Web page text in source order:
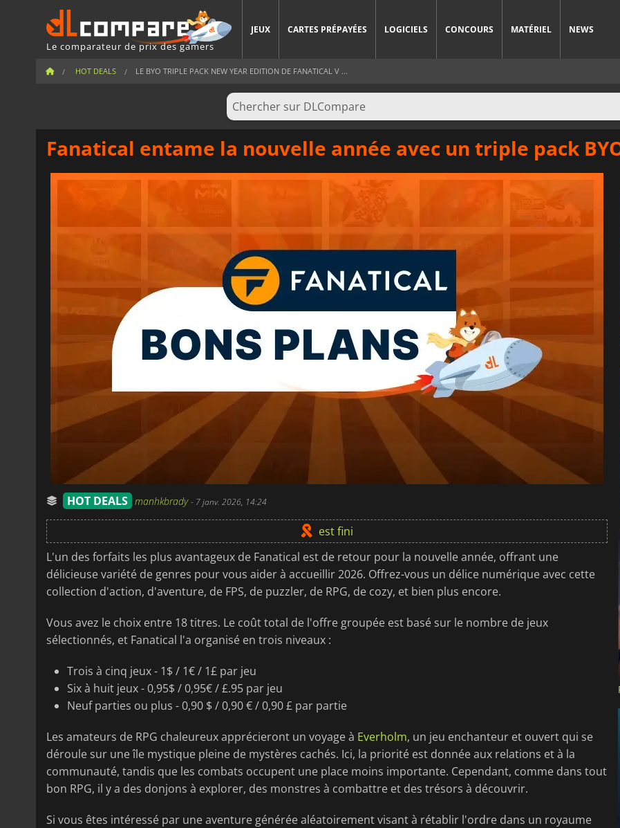
Le comparateur de prix des gamers
JEUX CARTES PRÉPAYÉES LOGICIELS CONCOURS MATÉRIEL NEWS
HOT DEALS LE BYO TRIPLE PACK NEW YEAR EDITION DE FANATICAL V ...
Fanatical entame la nouvelle année avec un triple pack
HOT DEALS manhkbrady- 7 janv. 2026, 14:24
est fini
L'un des forfaits les plus avantageux de Fanatical est de retour pour la nouvelle année, offrant une
délicieuse variété de genres pour vous aider à accueillir 2026. Offrez-vous un délice numérique avec cette
collection d'action, d'aventure, de FPS, de puzzler, de RPG, de cozy, et bien plus encore.
Vous avez le choix entre 18 titres. Le coût total de l'offre groupée est basé sur le nombre de jeux
sélectionnés, et Fanatical l'a organisé en trois niveaux :
Trois à cinq jeux - 1$ / 1€ / 1£ par jeu
Six à huit jeux - 0,95$ / 0,95€ / £.95 par jeu
Neuf parties ou plus - 0,90 $ / 0,90 € / 0,90 £ par partie
Les amateurs de RPG chaleureux apprécieront un voyage à Everholm, un jeu enchanteur et ouvert qui se
déroule sur une île mystique pleine de mystères cachés. Ici, la priorité est donnée aux relations et à la
communauté, tandis que les combats occupent une place moins importante. Cependant, comme dans tout
bon RPG, il y a des donjons à explorer, des monstres à combattre et des trésors à découvrir.
Si vous êtes intéressé par une aventure générée aléatoirement visant à rétablir l'ordre dans un royaume